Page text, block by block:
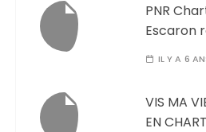
PNR
Escaron
IL Y A 6
VIS MA
EN